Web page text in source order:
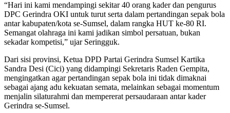
“Hari ini kami mendampingi sekitar 40 orang kader dan pengurus
DPC Gerindra OKI untuk turut serta dalam pertandingan sepak bola
antar kabupaten/kota se-Sumsel, dalam rangka HUT ke-80 RI.
Semangat olahraga ini kami jadikan simbol persatuan, bukan
sekadar kompetisi,” ujar Seringguk.
Dari sisi provinsi, Ketua DPD Partai Gerindra Sumsel Kartika
Sandra Desi (Cici) yang didampingi Sekretaris Raden Gempita,
mengingatkan agar pertandingan sepak bola ini tidak dimaknai
sebagai ajang adu kekuatan semata, melainkan sebagai momentum
menjalin silaturahmi dan mempererat persaudaraan antar kader
Gerindra se-Sumsel.